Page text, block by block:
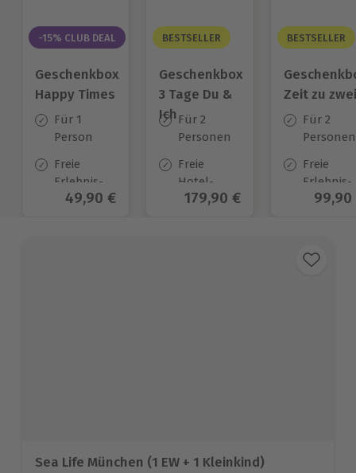
-15% CLUB DEAL
Geschenkbox
Happy Times
Für 1
Person
Freie
Erlebnis-
Auswahl
Aktueller Preis
49,90 €
BESTSELLER
Geschenkbox
3 Tage Du &
Ich Für 2
Personen
Freie
Hotel-
Auswahl
Aktueller Preis
179,90 €
BESTSELLER
Zeit zu
Für 2
Personen
Freie
Erlebnis-
Auswahl
99,90
Sea Life München (1 EW + 1 Kleinkind)